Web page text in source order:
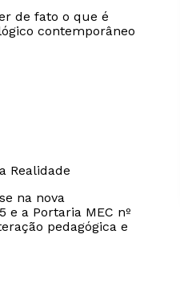
de fato o que é
contemporâneo
Realidade
na nova
e a Portaria MEC nº
pedagógica e